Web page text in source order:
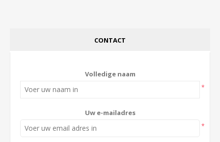
CONTACT
Volledige naam
*
Uw e-mailadres
*